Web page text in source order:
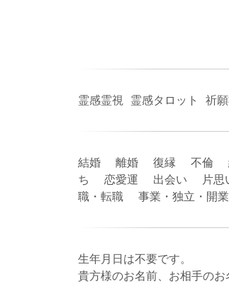
霊感霊視 霊感タロット 祈
結婚 離婚 復縁 不倫
ち 恋愛運 出会い 片思
職・転職 事業・独立・
生年月日は不要です。
貴方様のお名前、お相手の